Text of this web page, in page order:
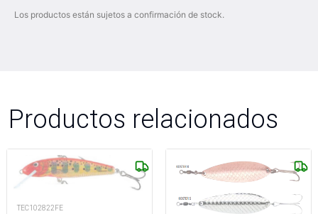
Los productos están sujetos a confirmación de stock.
Productos relacionados
TEC102822FE